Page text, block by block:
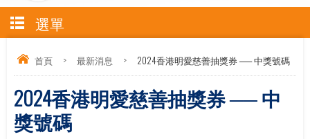
選單
首頁 > 最新消息 > 2024香港明愛慈善抽獎券 ── 中獎號碼
2024香港明愛慈善抽獎券 ── 中
獎號碼